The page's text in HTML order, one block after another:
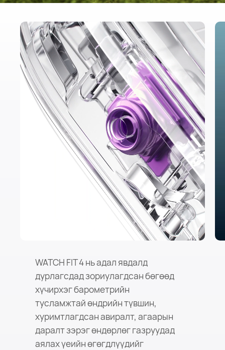
WATCH FIT 4 нь адал явдалд
дурлагсдад зориулагдсан бөгөөд
хүчирхэг барометрийн
тусламжтай өндрийн түвшин,
хуримтлагдсан авиралт, агаарын
даралт зэрэг өндөрлөг газруудад
аялах үеийн өгөгдлүүдийг